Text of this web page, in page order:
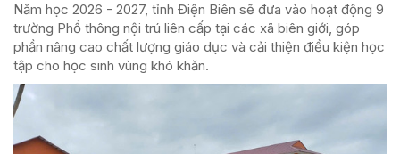
Năm học 2026 - 2027, tỉnh Điện Biên sẽ đưa vào hoạt động 9
trường Phổ thông nội trú liên cấp tại các xã biên giới, góp
phần nâng cao chất lượng giáo dục và cải thiện điều kiện học
tập cho học sinh vùng khó khăn.